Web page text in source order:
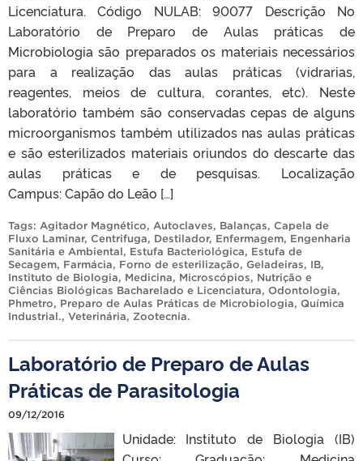
Licenciatura. Código NULAB: 90077 Descrição No
Laboratório de Preparo de Aulas práticas de
Microbiologia são preparados os materiais necessários
para a realização das aulas práticas (vidrarias,
reagentes, meios de cultura, corantes, etc). Neste
laboratório também são conservadas cepas de alguns
microorganismos também utilizados nas aulas práticas
e são esterilizados materiais oriundos do descarte das
aulas práticas e de pesquisas. Localização
Campus: Capão do Leão […]
Tags: Agitador Magnético, Autoclaves, Balanças, Capela de
Fluxo Laminar, Centrifuga, Destilador, Enfermagem, Engenharia
Sanitária e Ambiental, Estufa Bacteriológica, Estufa de
Secagem, Farmácia, Forno de esterilização, Geladeiras, IB,
Instituto de Biologia, Medicina, Microscópios, Nutrição e
Ciências Biológicas Bacharelado e Licenciatura, Odontologia,
Phmetro, Preparo de Aulas Práticas de Microbiologia, Química
Industrial., Veterinária, Zootecnia.
Laboratório de Preparo de Aulas
Práticas de Parasitologia
09/12/2016
Unidade: Instituto de Biologia (IB)